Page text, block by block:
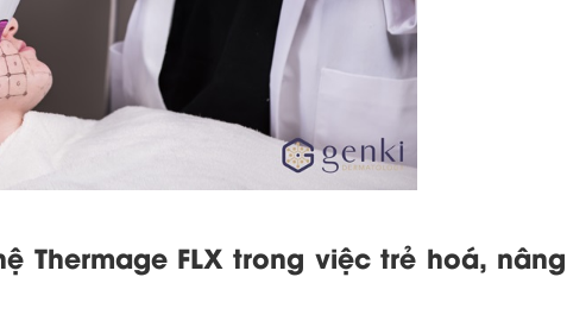
Thermage FLX trong việc trẻ hoá, nâng